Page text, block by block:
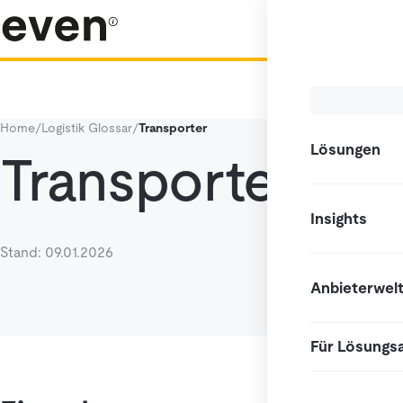
Lösungen
Insights
Anbieterwelt
Für
Home/Logistik Glossar/Transporter
Transporter
Stand: 09.01.2026